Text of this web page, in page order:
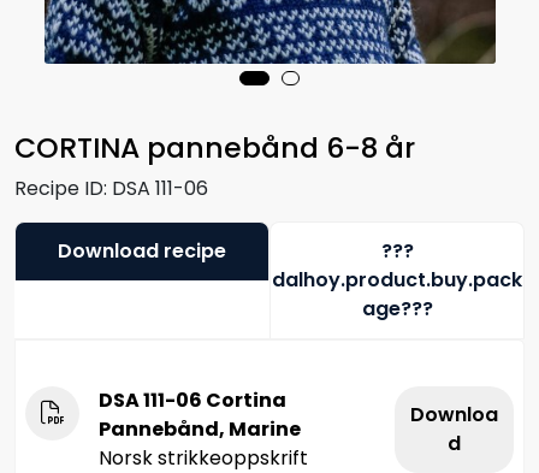
CORTINA pannebånd 6-8 år
Recipe ID: DSA 111-06
Download recipe
???
dalhoy.product.buy.pack
age???
DSA 111-06 Cortina
Pannebånd, Marine
Norsk strikkeoppskrift
Downloa
d